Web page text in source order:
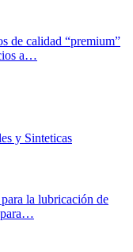
de calidad “premium”
a…
y Sinteticas
la lubricación de
para…